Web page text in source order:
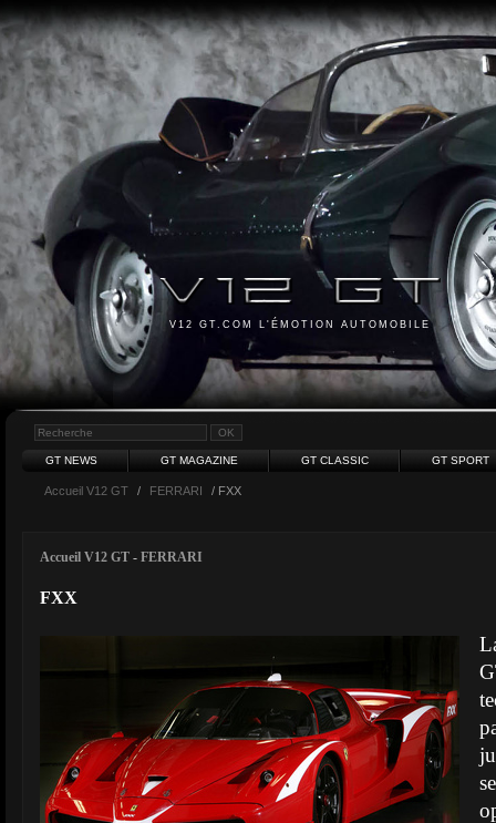
V12 GT.COM L'ÉMOTION AUTOMOBILE
GT NEWS GT MAGAZINE GT CLASSIC GT SPORT
Accueil V12 GT / FERRARI / FXX
Accueil V12 GT - FERRARI
FXX